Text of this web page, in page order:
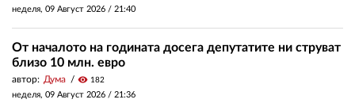
неделя, 09 Август 2026 / 21:40
От началото на годината досега депутатите ни струват
близо 10 млн. евро
автор: Дума visibility 182
неделя, 09 Август 2026 / 21:36